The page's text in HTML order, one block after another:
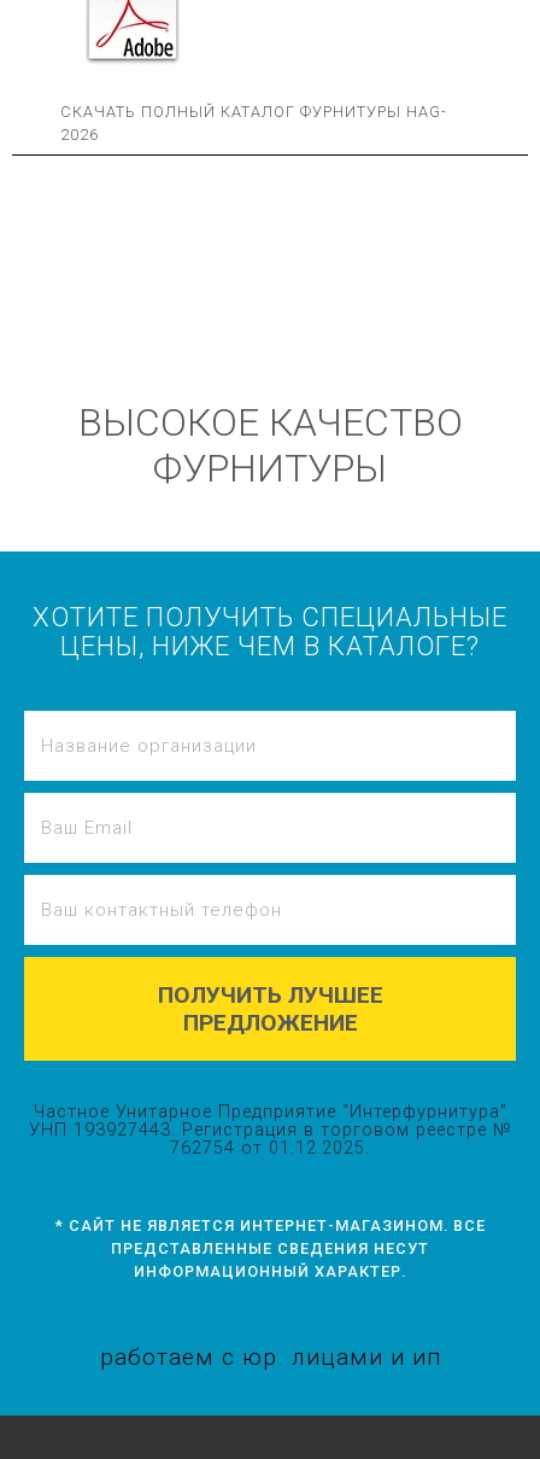
СКАЧАТЬ ПОЛНЫЙ КАТАЛОГ ФУРНИТУРЫ HAG-
2026
ВЫСОКОЕ КАЧЕСТВО
ФУРНИТУРЫ
ХОТИТЕ ПОЛУЧИТЬ СПЕЦИАЛЬНЫЕ
ЦЕНЫ, НИЖЕ ЧЕМ В КАТАЛОГЕ?
ПОЛУЧИТЬ ЛУЧШЕЕ
ПРЕДЛОЖЕНИЕ
Частное Унитарное Предприятие “Интерфурнитура”
УНП 193927443. Регистрация в торговом реестре №
762754 от 01.12.2025.
* САЙТ НЕ ЯВЛЯЕТСЯ ИНТЕРНЕТ-МАГАЗИНОМ. ВСЕ
ПРЕДСТАВЛЕННЫЕ СВЕДЕНИЯ НЕСУТ
ИНФОРМАЦИОННЫЙ ХАРАКТЕР.
работаем с юр. лицами и ип
375 29 707 20 60